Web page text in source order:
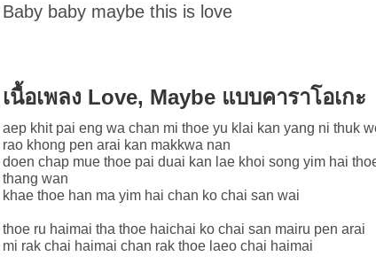
Baby baby maybe this is love
เนื้อเพลง Love, Maybe แบบคาราโอเกะ
aep khit pai eng wa chan mi thoe yu klai kan yang ni thuk
rao khong pen arai kan makkwa nan
doen chap mue thoe pai duai kan lae khoi song yim hai
thang wan
khae thoe han ma yim hai chan ko chai san wai
thoe ru haimai tha thoe haichai ko chai san mairu pen arai
mi rak chai haimai chan rak thoe laeo chai haimai